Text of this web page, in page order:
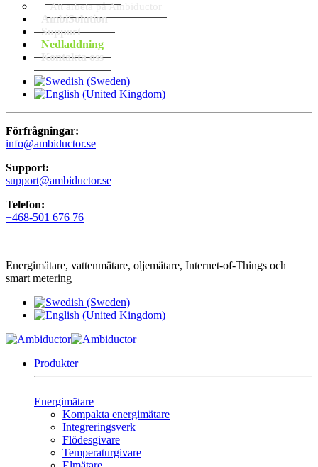
Att arbeta på Ambiductor
AmbiSolution
Support
Nedladdning
Kontakta oss
Förfrågningar:
info@ambiductor.se
Support:
support@ambiductor.se
Telefon:
+468-501 676 76
Energimätare, vattenmätare, oljemätare, Internet-of-Things och
smart metering
Produkter
Energimätare
Kompakta energimätare
Integreringsverk
Flödesgivare
Temperaturgivare